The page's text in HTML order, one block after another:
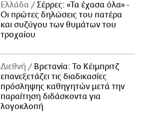
Ελλάδα
Σέρρες: «Τα έχασα όλα» -
Οι πρώτες δηλώσεις του πατέρα
και συζύγου των θυμάτων του
τροχαίου
Διεθνή
Βρετανία: Το Κέιμπριτζ
επανεξετάζει τις διαδικασίες
πρόσληψης καθηγητών μετά την
παραίτηση διδάσκοντα για
λογοκλοπή